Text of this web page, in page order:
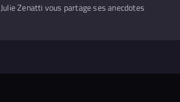
Julie Zenatti vous partage ses anecdotes